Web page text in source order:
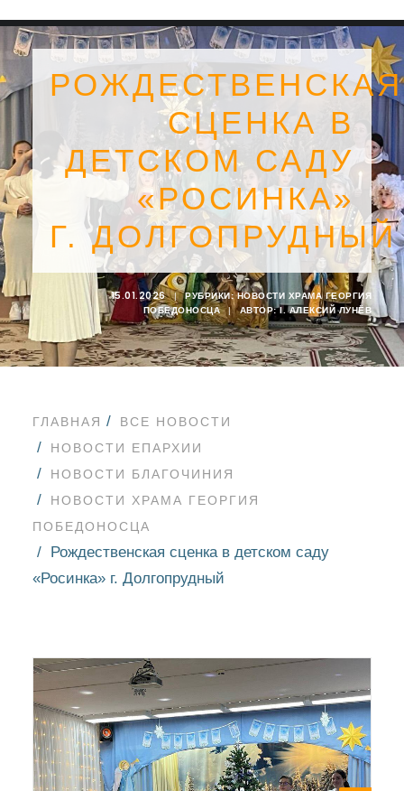
SEARCH
РОЖДЕСТВЕНСКАЯ
СЦЕНКА В
ДЕТСКОМ САДУ
«РОСИНКА»
Г. ДОЛГОПРУДНЫЙ
15.01.2026 | РУБРИКИ:НОВОСТИ ХРАМА ГЕОРГИЯ
ПОБЕДОНОСЦА
| АВТОР:I. АЛЕКСИЙ ЛУНЁВ
ГЛАВНАЯ
ВСЕ НОВОСТИ
НОВОСТИ ЕПАРХИИ
НОВОСТИ БЛАГОЧИНИЯ
НОВОСТИ ХРАМА ГЕОРГИЯ
ПОБЕДОНОСЦА
Рождественская сценка в детском саду
«Росинка» г. Долгопрудный